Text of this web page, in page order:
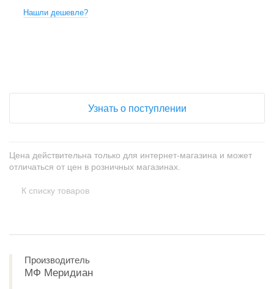
Нашли дешевле?
Узнать о поступлении
Цена действительна только для интернет-магазина и может
отличаться от цен в розничных магазинах.
К списку товаров
Производитель
МФ Меридиан